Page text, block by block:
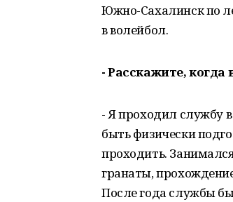
Южно-Сахалинск по
в волейбол.
- Расскажите,
- Я проходил службу
быть физически
проходить.
гранаты,
После года службы